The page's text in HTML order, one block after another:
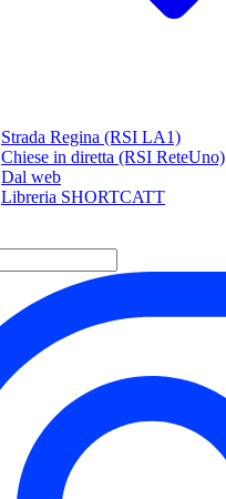
Strada Regina (RSI LA1)
Chiese in diretta (RSI ReteUno)
Dal web
Libreria SHORTCATT